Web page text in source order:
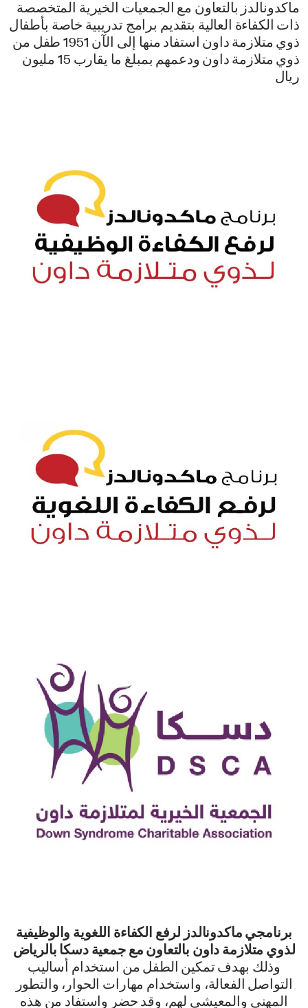
ماكدونالدز بالتعاون مع الجمعيات الخيرية المتخصصة
ذات الكفاءة العالية بتقديم برامج تدريبية خاصة بأطفال
ذوي متلازمة داون استفاد منها إلى الآن 1951 طفل من
ذوي متلازمة داون ودعمهم بمبلغ ما يقارب 15 مليون
ريال
برنامجي ماكدونالدز لرفع الكفاءة اللغوية والوظيفية
لذوي متلازمة داون بالتعاون مع جمعية دسكا بالرياض
وذلك بهدف تمكين الطفل من استخدام أساليب
التواصل الفعالة، واستخدام مهارات الحوار، والتطور
المهني والمعيشي لهم، وقد حضر واستفاد من هذه